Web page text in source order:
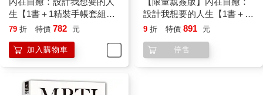
生【1書＋1精裝手帳套組】
(隨附8張邀問信箋、2張感恩
79 折 特價 782 元
加入購物車
設計我想要的人生【1書＋1
精裝手帳套組】(隨附8張邀
9 折 特價 891 元
停售